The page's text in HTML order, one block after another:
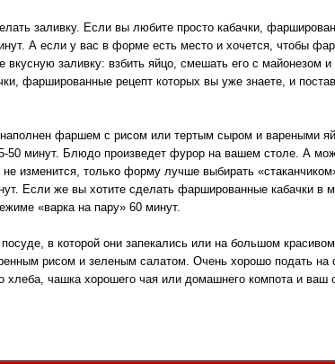
заливку. Если вы любите просто кабачки,
А если у вас в форме есть место и хочется, чтобы
вкусную заливку: взбить яйцо, смешать его с майонезом
фаршированные рецепт которых вы уже знаете, и
фаршем с рисом или тертым сыром и вареными
50 минут. Блюдо произведет фурор на вашем столе. А
изменится, только форму лучше выбирать
Если же вы хотите сделать фаршированные кабачки в
«варка на пару» 60 минут.
в которой они запекались или на большом
рисом и зеленым салатом. Очень хорошо подать на
хлеба, чашка хорошего чая или домашнего компота и ваш